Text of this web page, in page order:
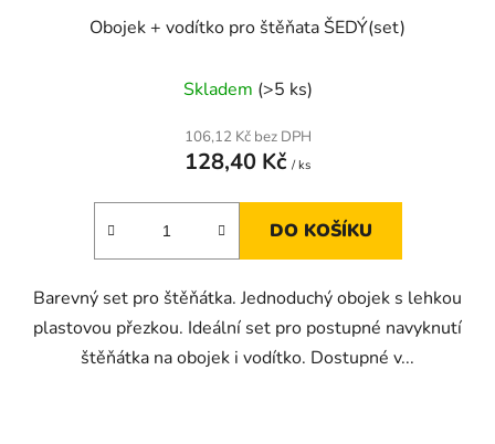
Obojek + vodítko pro štěňata ŠEDÝ(set)
Skladem (>5 ks)
106,12 Kč bez DPH
128,40 Kč / ks
DO KOŠÍKU
Barevný set pro štěňátka. Jednoduchý obojek s lehkou
plastovou přezkou. Ideální set pro postupné navyknutí
štěňátka na obojek i vodítko. Dostupné v...